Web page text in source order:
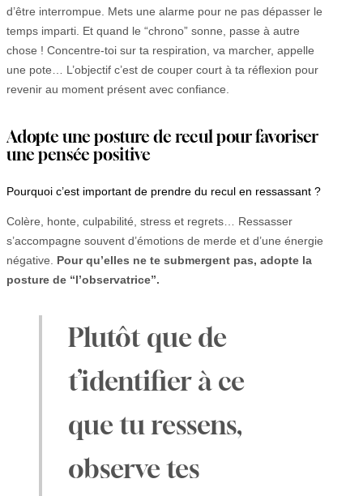
d’être interrompue. Mets une alarme pour ne pas dépasser le
temps imparti. Et quand le “chrono” sonne, passe à autre
chose ! Concentre-toi sur ta respiration, va marcher, appelle
une pote… L’objectif c’est de couper court à ta réflexion pour
revenir au moment présent avec confiance.
Adopte une posture de recul pour favoriser
une pensée positive
Pourquoi c’est important de prendre du recul en ressassant ?
Colère, honte, culpabilité, stress et regrets… Ressasser
s’accompagne souvent d’émotions de merde et d’une énergie
négative. Pour qu’elles ne te submergent pas, adopte la
posture de “l’observatrice”.
Plutôt que de
t’identifier à ce
que tu ressens,
observe tes